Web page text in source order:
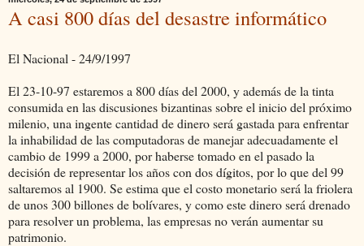
A casi 800 días del desastre informático
El Nacional - 24/9/1997
El 23-10-97 estaremos a 800 días del 2000, y además de la tinta
consumida en las discusiones bizantinas sobre el inicio del próximo
milenio, una ingente cantidad de dinero será gastada para enfrentar
la inhabilidad de las computadoras de manejar adecuadamente el
cambio de 1999 a 2000, por haberse tomado en el pasado la
decisión de representar los años con dos dígitos, por lo que del 99
saltaremos al 1900. Se estima que el costo monetario será la friolera
de unos 300 billones de bolívares, y como este dinero será drenado
para resolver un problema, las empresas no verán aumentar su
patrimonio.